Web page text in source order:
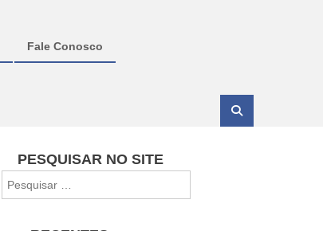
Fale Conosco
PESQUISAR NO SITE
por: